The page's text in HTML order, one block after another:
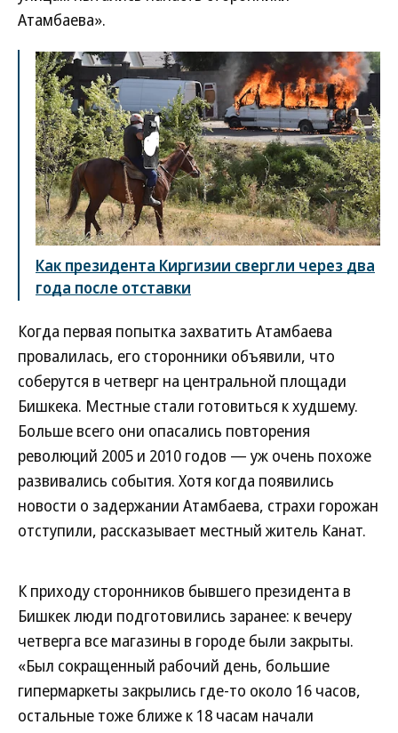
Атамбаева».
Как президента Киргизии свергли через два
года после отставки
Когда первая попытка захватить Атамбаева
провалилась, его сторонники объявили, что
соберутся в четверг на центральной площади
Бишкека. Местные стали готовиться к худшему.
Больше всего они опасались повторения
революций 2005 и 2010 годов — уж очень похоже
развивались события. Хотя когда появились
новости о задержании Атамбаева, страхи горожан
отступили, рассказывает местный житель Канат.
К приходу сторонников бывшего президента в
Бишкек люди подготовились заранее: к вечеру
четверга все магазины в городе были закрыты.
«Был сокращенный рабочий день, большие
гипермаркеты закрылись где-то около 16 часов,
остальные тоже ближе к 18 часам начали